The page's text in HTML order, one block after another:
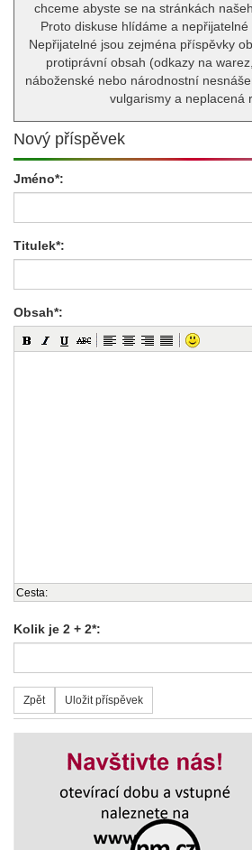
chceme abyste se na stránkách
Proto diskuse hlídáme a nepřijatelné
Nepřijatelné jsou zejména příspěvky
protiprávní obsah (odkazy na
náboženské nebo národnostní
vulgarismy a neplacená
Nový příspěvek
Jméno*:
Titulek*:
Obsah*:
Cesta:
Kolik je 2 + 2*: